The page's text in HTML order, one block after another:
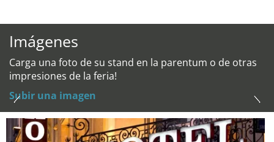
Imágenes
Carga una foto de su stand en la parentum o de otras
impresiones de la feria!
Subir una imagen